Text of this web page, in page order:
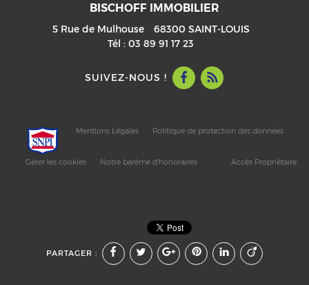
BISCHOFF IMMOBILIER
5 Rue de Mulhouse 68300 SAINT-LOUIS
Tél :03 89 91 17 23
SUIVEZ-NOUS !
Mentions Légales Politique de protection des données
Gérer les cookies Notre barème d'honoraires Accès Propriétaire
PARTAGER :